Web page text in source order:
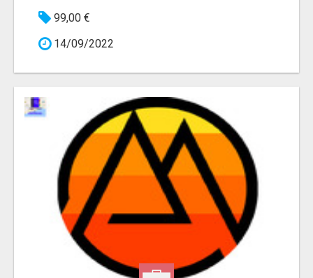
99,00 €
14/09/2022